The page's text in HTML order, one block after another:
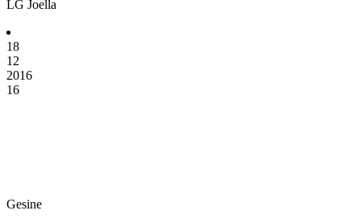
LG Joella
18
12
2016
16
Gesine